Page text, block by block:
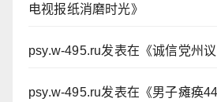
电视报纸消磨时光》
psy.w-495.ru发表在《诚信党州
psy.w-495.ru发表在《男子瘫痪